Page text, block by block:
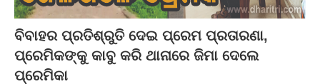
ବିବାହର ପ୍ରତିଶ୍ରୁତି ଦେଇ ପ୍ରେମ ପ୍ରତାରଣା,
ପ୍ରେମିକଙ୍କୁ କାବୁ କରି ଥାନାରେ ଜିମା ଦେଲେ
ପ୍ରେମିକା